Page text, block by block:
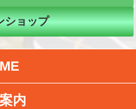
ショップ
内